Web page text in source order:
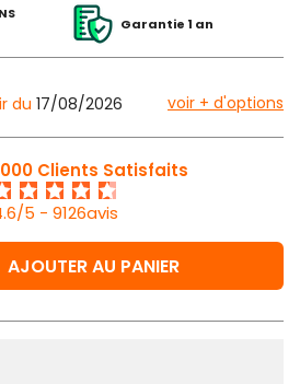
Garantie 1 an
du 17/08/2026 voir + d'options
Clients Satisfaits
5 - 9126avis
AJOUTER AU PANIER